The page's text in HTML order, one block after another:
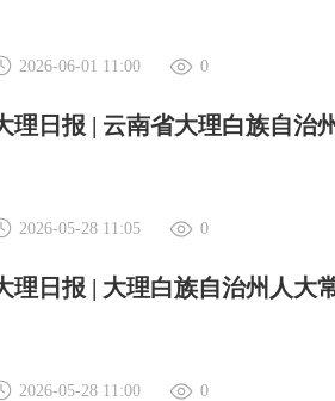
2026-06-01 11:00 0
2026-05-28 11:05 0
2026-05-28 11:00 0